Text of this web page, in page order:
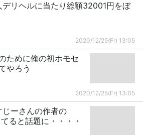
デリヘルに当たり総額32001円をぼ
2020/12/25(Fr) 13:05
ために俺の初ホモセ
やろう
2020/12/25(Fr) 13:05
じーさんの作者の
ると話題に・・・・